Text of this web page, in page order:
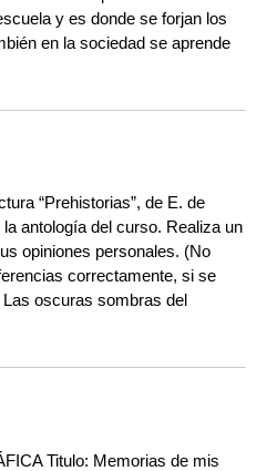
y es donde se forjan los
en la sociedad se aprende
“Prehistorias”, de E. de
antología del curso. Realiza un
opiniones personales. (No
correctamente, si se
oscuras sombras del
Titulo: Memorias de mis